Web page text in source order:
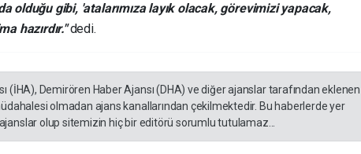
olduğu gibi, 'atalarımıza layık olacak, görevimizi yapacak,
hazırdır."dedi.
(İHA), Demirören Haber Ajansı (DHA) ve diğer ajanslar tarafından eklenen
olmadan ajans kanallarından çekilmektedir. Bu haberlerde yer
olup sitemizin hiç bir editörü sorumlu tutulamaz...